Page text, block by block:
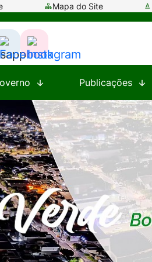
Mapa do Site
Acessar
a
Rede
Social
Facebook
Acessar
a
Rede
Social
Instagram
Publicações